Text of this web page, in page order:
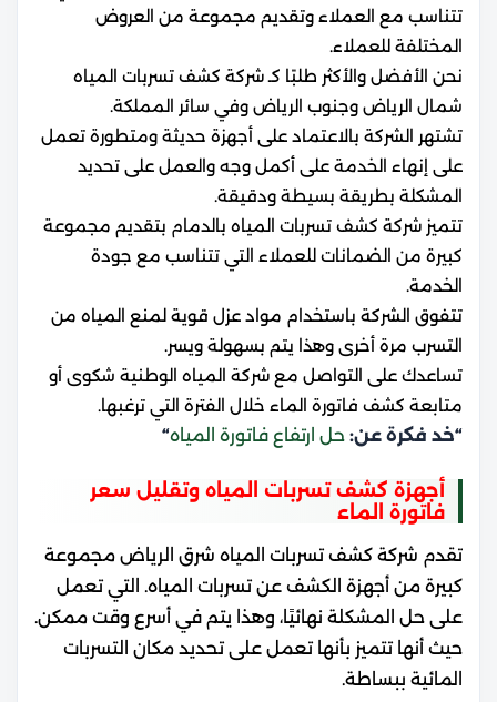
تتناسب مع العملاء وتقديم مجموعة من العروض
المختلفة للعملاء.
نحن الأفضل والأكثر طلبًا كـ شركة كشف تسربات المياه
شمال الرياض وجنوب الرياض وفي سائر المملكة.
تشتهر الشركة بالاعتماد على أجهزة حديثة ومتطورة تعمل
على إنهاء الخدمة على أكمل وجه والعمل على تحديد
المشكلة بطريقة بسيطة ودقيقة.
تتميز شركة كشف تسربات المياه بالدمام بتقديم مجموعة
كبيرة من الضمانات للعملاء التي تتناسب مع جودة
الخدمة.
تتفوق الشركة باستخدام مواد عزل قوية لمنع المياه من
التسرب مرة أخرى وهذا يتم بسهولة ويسر.
تساعدك على التواصل مع شركة المياه الوطنية شكوى أو
متابعة كشف فاتورة الماء خلال الفترة التي ترغبها.
“خد فكرة عن: حل ارتفاع فاتورة المياه“
أجهزة كشف تسربات المياه وتقليل سعر
فاتورة الماء
تقدم شركة كشف تسربات المياه شرق الرياض مجموعة
كبيرة من أجهزة الكشف عن تسربات المياه. التي تعمل
على حل المشكلة نهائيًا، وهذا يتم في أسرع وقت ممكن.
حيث أنها تتميز بأنها تعمل على تحديد مكان التسربات
المائية ببساطة.